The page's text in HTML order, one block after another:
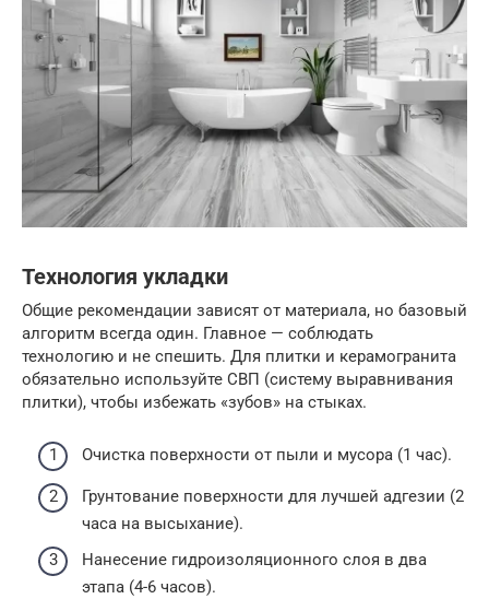
Технология укладки
Общие рекомендации зависят от материала, но базовый
алгоритм всегда один. Главное — соблюдать
технологию и не спешить. Для плитки и керамогранита
обязательно используйте СВП (систему выравнивания
плитки), чтобы избежать «зубов» на стыках.
Очистка поверхности от пыли и мусора (1 час).
Грунтование поверхности для лучшей адгезии (2
часа на высыхание).
Нанесение гидроизоляционного слоя в два
этапа (4-6 часов).